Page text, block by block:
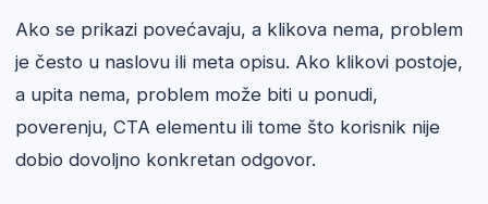
Ako se prikazi povećavaju, a klikova nema, problem
je često u naslovu ili meta opisu. Ako klikovi postoje,
a upita nema, problem može biti u ponudi,
poverenju, CTA elementu ili tome što korisnik nije
dobio dovoljno konkretan odgovor.